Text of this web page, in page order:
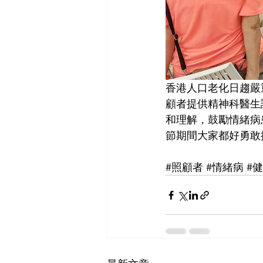
香港人口老化日趨
顧者提供精神科醫
和理解，鼓勵情緒
節期間大家都好勇
#照顧者 #情緒病 #